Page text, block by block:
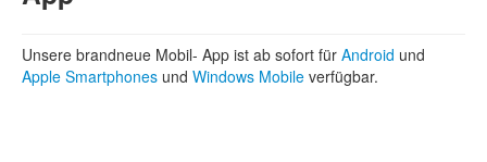
Login
Unsere brandneue Mobil- App ist ab sofort für Android und
Apple Smartphones und Windows Mobile verfügbar.